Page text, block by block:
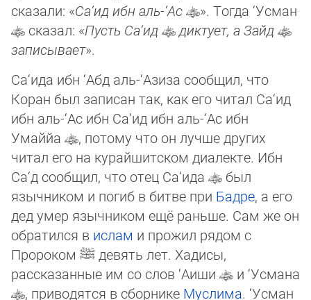
сказали: «Са­‘ид ибн аль-‘Ас
». Тогда ‘Усман
сказал: «Пусть Са‘ид
диктует, а Зайд
за­пи­сы­ва­ет».
Са‘ида ибн ‘Абд аль-‘Азиза сообщил, что
Коран был записан так, как его читал Са‘ид
ибн аль-‘Ас ибн Са‘ид ибн аль-‘Ас ибн
Умаййа
, потому что он лучше других
читал его на ку­райшитском диалекте. Ибн
Са‘д сообщил, что отец Са‘ида
был
язычником и погиб в битве при Бадре, а его
дед умер языч­ником ещё раньше. Сам же он
обратился в ислам и прожил рядом с
Пророком ﷺ девять лет. Хадисы,
рассказанные им со слов ‘Аиши
и ‘Усмана
, приводятся в сборнике Муслима. ‘Усман